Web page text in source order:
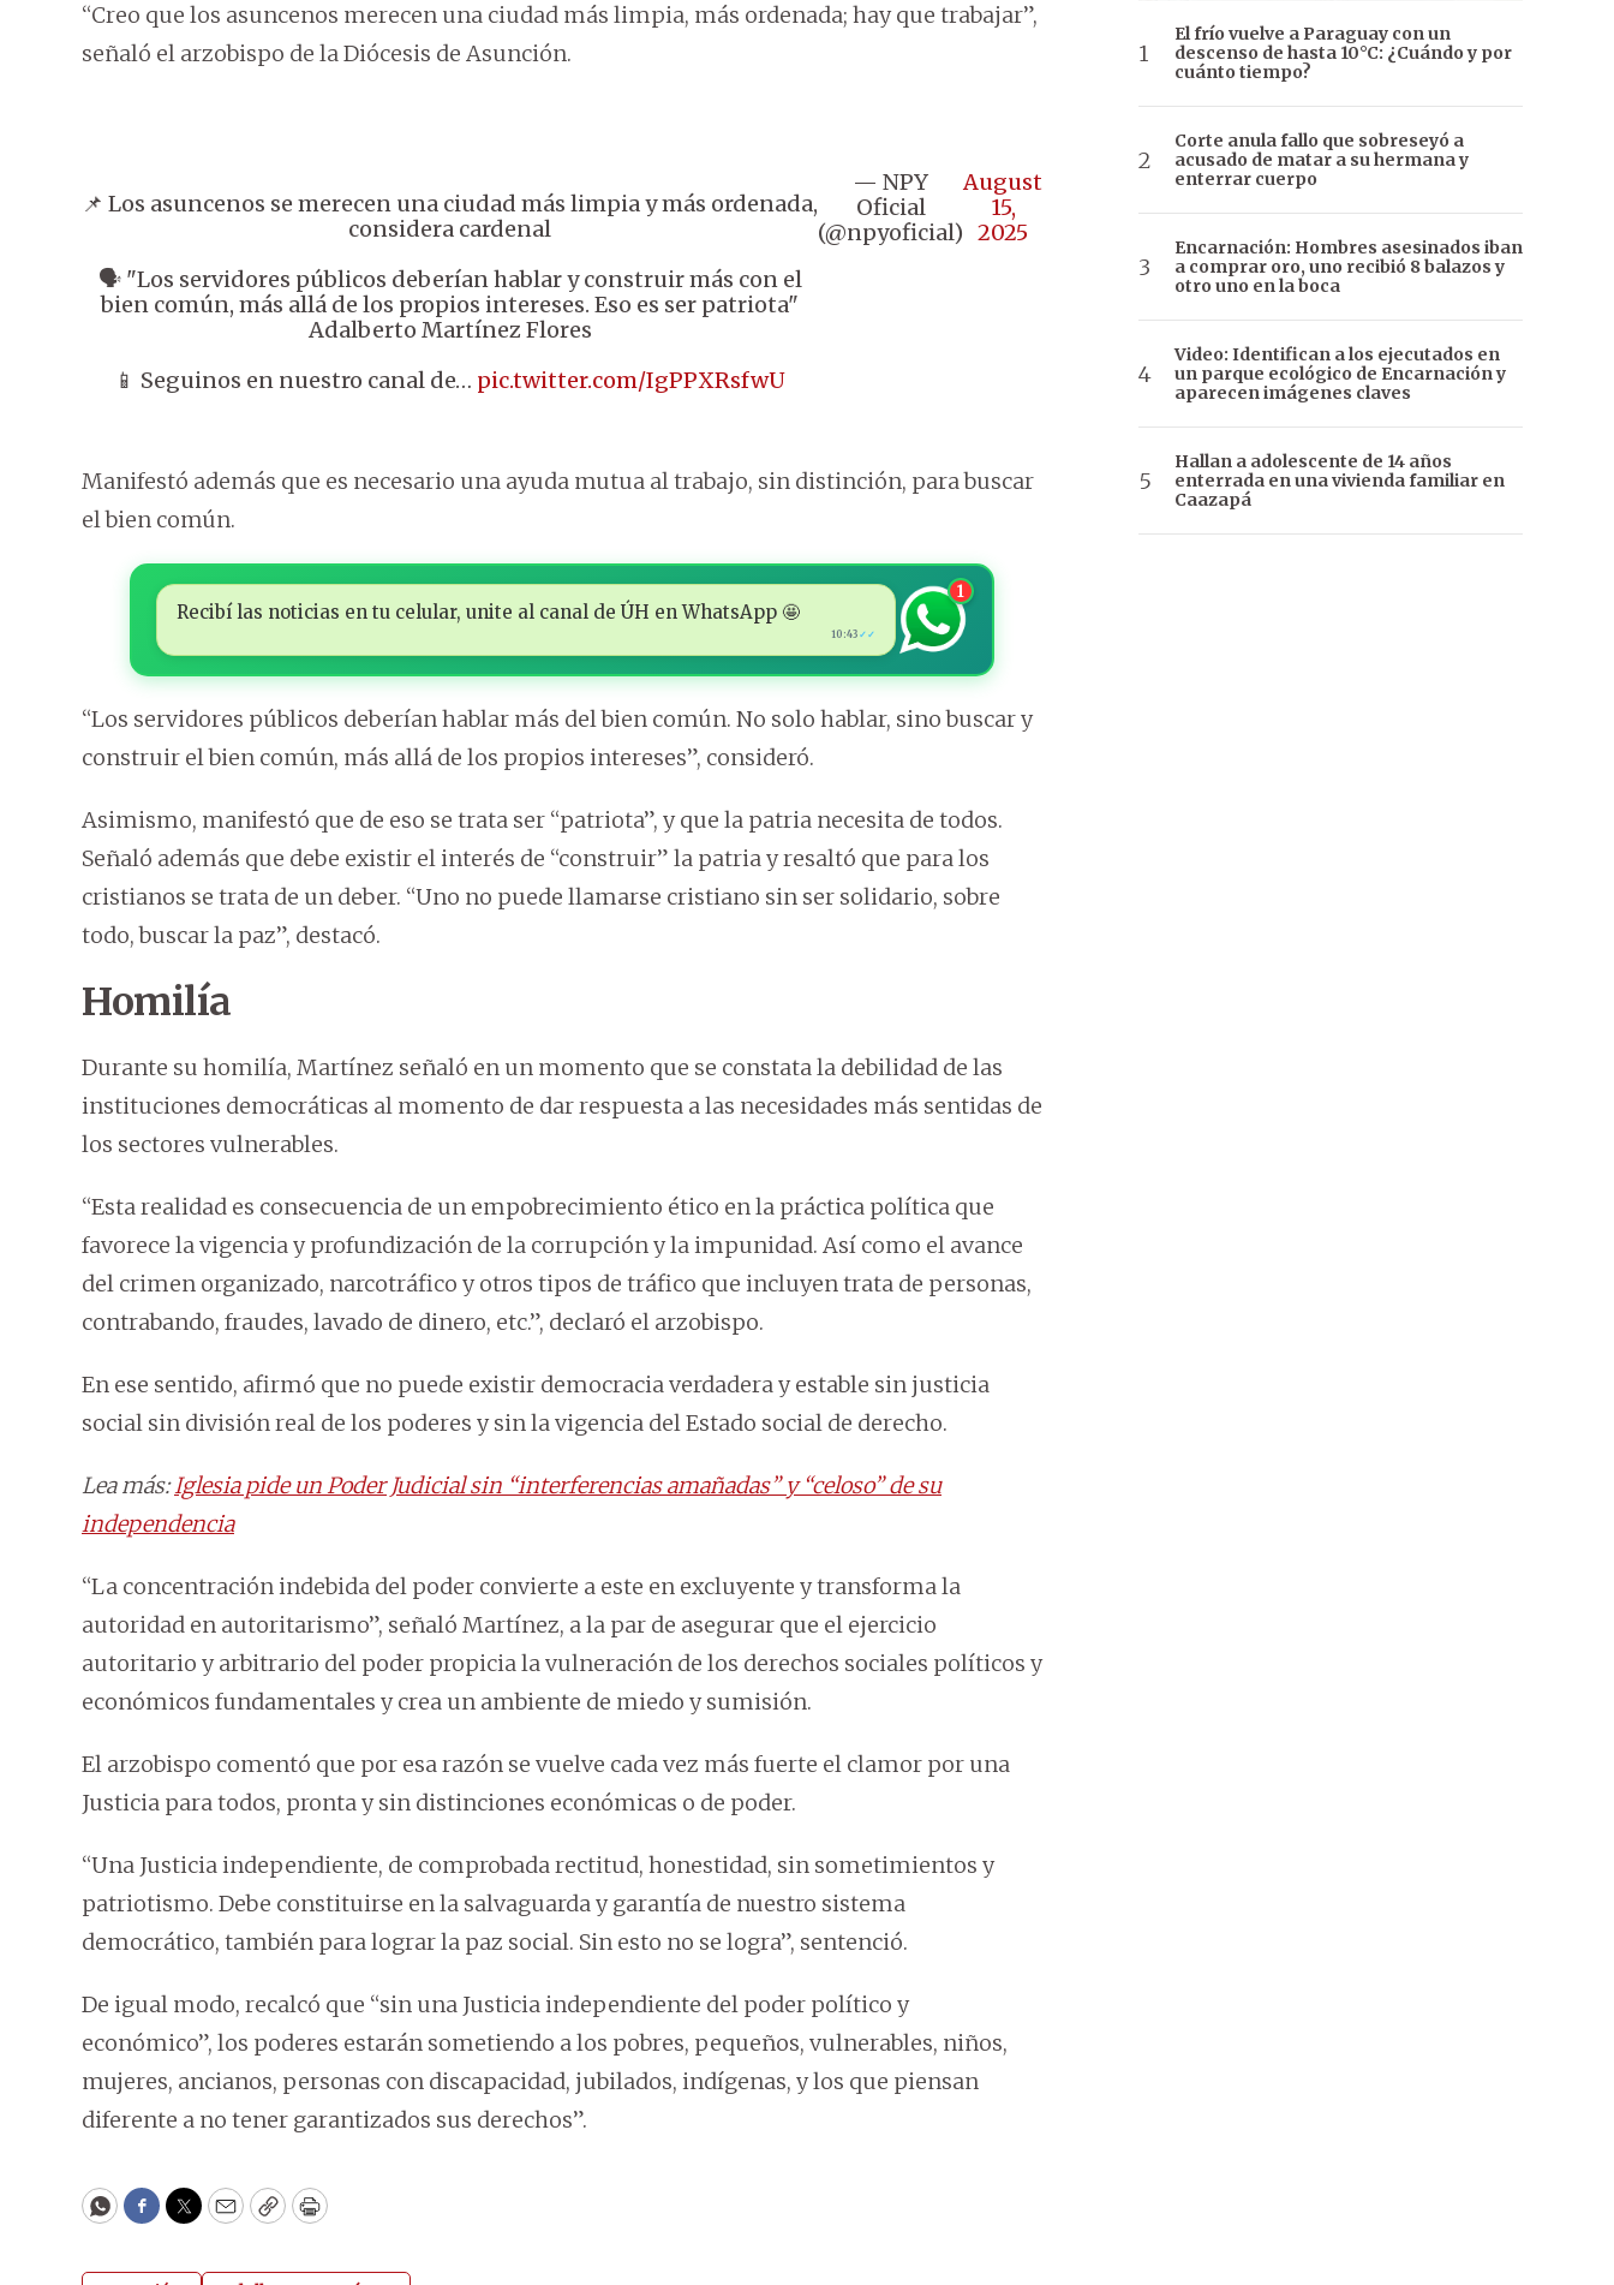
“Creo que los asuncenos merecen una ciudad más limpia, más ordenada; hay que trabajar”,
señaló el arzobispo de la Diócesis de Asunción.
📌 Los asuncenos se merecen una ciudad más limpia y más ordenada,
considera cardenal
🗣️ "Los servidores públicos deberían hablar y construir más con el
bien común, más allá de los propios intereses. Eso es ser patriota"
Adalberto Martínez Flores
📱 Seguinos en nuestro canal de… pic.twitter.com/IgPPXRsfwU
— NPY
Oficial
(@npyoficial)
August
15,
2025
Manifestó además que es necesario una ayuda mutua al trabajo, sin distinción, para buscar
el bien común.
Recibí las noticias en tu celular, unite al canal de ÚH en WhatsApp 🤩
10:43 ✓✓
1
“Los servidores públicos deberían hablar más del bien común. No solo hablar, sino buscar y
construir el bien común, más allá de los propios intereses”, consideró.
Asimismo, manifestó que de eso se trata ser “patriota”, y que la patria necesita de todos.
Señaló además que debe existir el interés de “construir” la patria y resaltó que para los
cristianos se trata de un deber. “Uno no puede llamarse cristiano sin ser solidario, sobre
todo, buscar la paz”, destacó.
Homilía
Durante su homilía, Martínez señaló en un momento que se constata la debilidad de las
instituciones democráticas al momento de dar respuesta a las necesidades más sentidas de
los sectores vulnerables.
“Esta realidad es consecuencia de un empobrecimiento ético en la práctica política que
favorece la vigencia y profundización de la corrupción y la impunidad. Así como el avance
del crimen organizado, narcotráfico y otros tipos de tráfico que incluyen trata de personas,
contrabando, fraudes, lavado de dinero, etc.”, declaró el arzobispo.
En ese sentido, afirmó que no puede existir democracia verdadera y estable sin justicia
social sin división real de los poderes y sin la vigencia del Estado social de derecho.
Lea más:Iglesia pide un Poder Judicial sin “interferencias amañadas” y “celoso” de su
independencia
“La concentración indebida del poder convierte a este en excluyente y transforma la
autoridad en autoritarismo”, señaló Martínez, a la par de asegurar que el ejercicio
autoritario y arbitrario del poder propicia la vulneración de los derechos sociales políticos y
económicos fundamentales y crea un ambiente de miedo y sumisión.
El arzobispo comentó que por esa razón se vuelve cada vez más fuerte el clamor por una
Justicia para todos, pronta y sin distinciones económicas o de poder.
“Una Justicia independiente, de comprobada rectitud, honestidad, sin sometimientos y
patriotismo. Debe constituirse en la salvaguarda y garantía de nuestro sistema
democrático, también para lograr la paz social. Sin esto no se logra”, sentenció.
De igual modo, recalcó que “sin una Justicia independiente del poder político y
económico”, los poderes estarán sometiendo a los pobres, pequeños, vulnerables, niños,
mujeres, ancianos, personas con discapacidad, jubilados, indígenas, y los que piensan
diferente a no tener garantizados sus derechos”.
WhatsApp
Facebook
Twitter
EmailCopyPrint
El frío vuelve a Paraguay con un
descenso de hasta 10°C: ¿Cuándo y por
cuánto tiempo?
Corte anula fallo que sobreseyó a
acusado de matar a su hermana y
enterrar cuerpo
Encarnación: Hombres asesinados iban
a comprar oro, uno recibió 8 balazos y
otro uno en la boca
Video: Identifican a los ejecutados en
un parque ecológico de Encarnación y
aparecen imágenes claves
Hallan a adolescente de 14 años
enterrada en una vivienda familiar en
Caazapá